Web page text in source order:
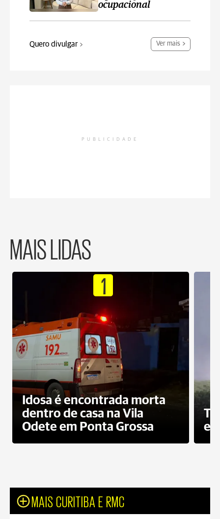
ocupacional
Quero divulgar Ver mais
PUBLICIDADE
MAIS LIDAS
1
Idosa é encontrada morta
dentro de casa na Vila
Odete em Ponta Grossa
e
MAIS CURITIBA E RMC